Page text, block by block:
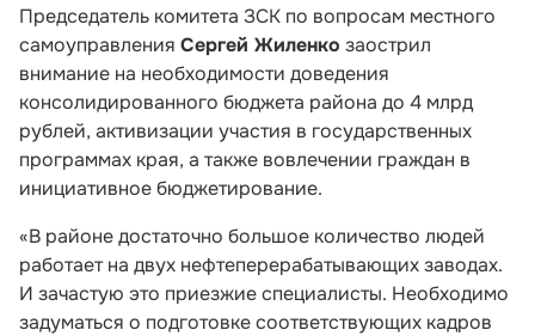
Председатель комитета ЗСК по вопросам местного
самоуправления Сергей Жиленко заострил
внимание на необходимости доведения
консолидированного бюджета района до 4 млрд
рублей, активизации участия в государственных
программах края, а также вовлечении граждан в
инициативное бюджетирование.
«В районе достаточно большое количество людей
работает на двух нефтеперерабатывающих заводах.
И зачастую это приезжие специалисты. Необходимо
задуматься о подготовке соответствующих кадров